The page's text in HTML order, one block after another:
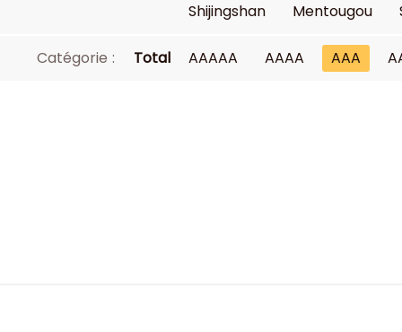
Shijingshan
Mentougou
Catégorie : Total AAAAA AAAA AAA